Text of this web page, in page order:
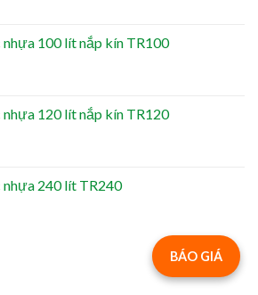
nhựa 100 lít nắp kín TR100
nhựa 120 lít nắp kín TR120
nhựa 240 lít TR240
BÁO GIÁ